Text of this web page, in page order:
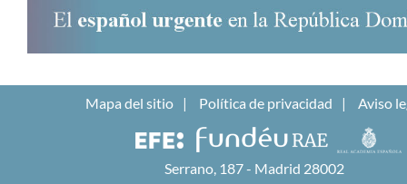
Mapa del sitio Política de privacidad Aviso
Serrano, 187 - Madrid 28002